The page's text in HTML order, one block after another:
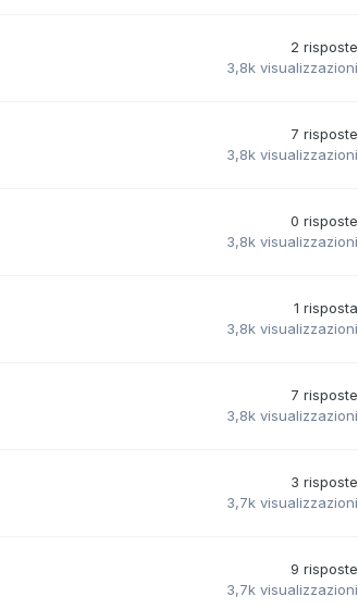
2 risposte
3,8k visualizzazioni
7 risposte
3,8k visualizzazioni
0 risposte
3,8k visualizzazioni
1 risposta
3,8k visualizzazioni
7 risposte
3,8k visualizzazioni
3 risposte
3,7k visualizzazioni
9 risposte
3,7k visualizzazioni